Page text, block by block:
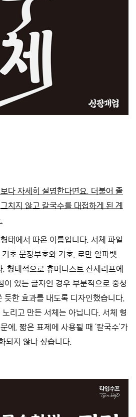
다 자세히 설명한다면요. 더불어 졸
치지 않고 칼국수를 대접하게 된 계
태에서 따온 이름입니다. 서체 파일
초 문장부호와 기호, 로만 알파벳
형태적으로 휴머니스트 산세리프에
이 있는 글자인 경우 부분적으로 중성
듯한 효과를 내도록 디자인했습니다.
리고 만든 서체는 아닙니다. 서체 형
에, 짧은 표제에 사용될 때 ‘칼국수’가
되지 않나 싶습니다.